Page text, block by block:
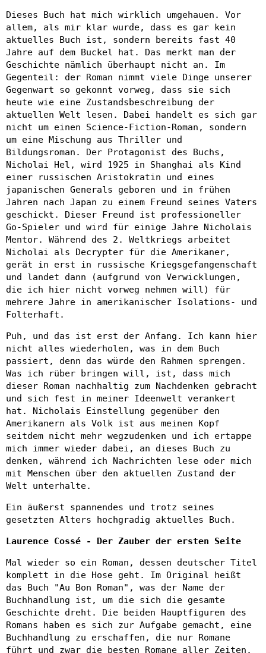
Dieses Buch hat mich wirklich umgehauen. Vor
allem, als mir klar wurde, dass es gar kein
aktuelles Buch ist, sondern bereits fast 40
Jahre auf dem Buckel hat. Das merkt man der
Geschichte nämlich überhaupt nicht an. Im
Gegenteil: der Roman nimmt viele Dinge unserer
Gegenwart so gekonnt vorweg, dass sie sich
heute wie eine Zustandsbeschreibung der
aktuellen Welt lesen. Dabei handelt es sich gar
nicht um einen Science-Fiction-Roman, sondern
um eine Mischung aus Thriller und
Bildungsroman. Der Protagonist des Buchs,
Nicholai Hel, wird 1925 in Shanghai als Kind
einer russischen Aristokratin und eines
japanischen Generals geboren und in frühen
Jahren nach Japan zu einem Freund seines Vaters
geschickt. Dieser Freund ist professioneller
Go-Spieler und wird für einige Jahre Nicholais
Mentor. Während des 2. Weltkriegs arbeitet
Nicholai als Decrypter für die Amerikaner,
gerät in erst in russische Kriegsgefangenschaft
und landet dann (aufgrund von Verwicklungen,
die ich hier nicht vorweg nehmen will) für
mehrere Jahre in amerikanischer Isolations- und
Folterhaft.
Puh, und das ist erst der Anfang. Ich kann hier
nicht alles wiederholen, was in dem Buch
passiert, denn das würde den Rahmen sprengen.
Was ich rüber bringen will, ist, dass mich
dieser Roman nachhaltig zum Nachdenken gebracht
und sich fest in meiner Ideenwelt verankert
hat. Nicholais Einstellung gegenüber den
Amerikanern als Volk ist aus meinen Kopf
seitdem nicht mehr wegzudenken und ich ertappe
mich immer wieder dabei, an dieses Buch zu
denken, während ich Nachrichten lese oder mich
mit Menschen über den aktuellen Zustand der
Welt unterhalte.
Ein äußerst spannendes und trotz seines
gesetzten Alters hochgradig aktuelles Buch.
Laurence Cossé - Der Zauber der ersten Seite
Mal wieder so ein Roman, dessen deutscher Titel
komplett in die Hose geht. Im Original heißt
das Buch "Au Bon Roman", was der Name der
Buchhandlung ist, um die sich die gesamte
Geschichte dreht. Die beiden Hauptfiguren des
Romans haben es sich zur Aufgabe gemacht, eine
Buchhandlung zu erschaffen, die nur Romane
führt und zwar die besten Romane aller Zeiten.